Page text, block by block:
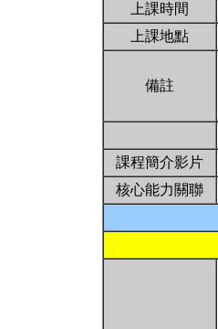
上課時間
上課地點
備註
課程簡介影片
核心能力關聯